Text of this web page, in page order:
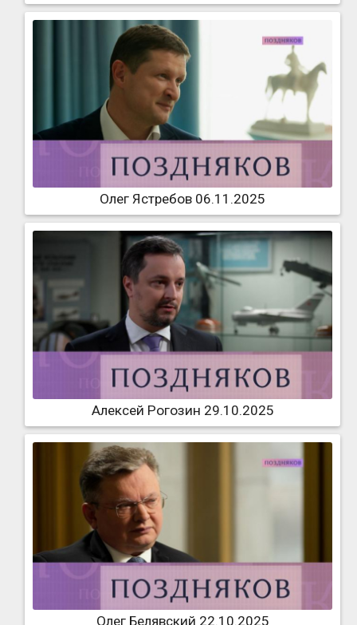
Олег Ястребов 06.11.2025
Алексей Рогозин 29.10.2025
Олег Белявский 22.10.2025